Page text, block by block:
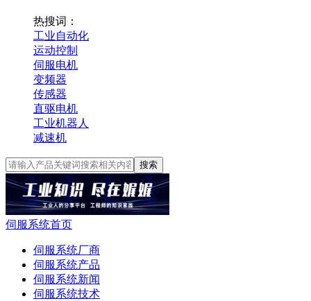
热搜词：
工业自动化
运动控制
伺服电机
变频器
传感器
直驱电机
工业机器人
减速机
搜索
伺服系统首页
伺服系统厂商
伺服系统产品
伺服系统新闻
伺服系统技术